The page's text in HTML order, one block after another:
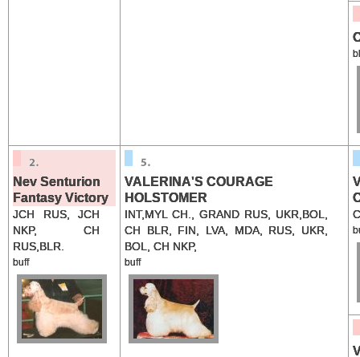
Nev Senturion
Fantasy Victory
JCH RUS, JCH
NKP, CH
RUS,BLR.
buff
VALERINA'S COURAGE
HOLSTOMER
INT,MYL CH., GRAND RUS, UKR,BOL,
CH BLR, FIN, LVA, MDA, RUS, UKR,
BOL, CH NKP,
buff